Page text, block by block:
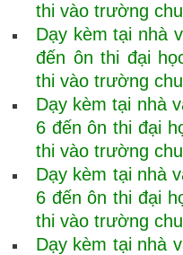
thi vào trường
Dạy kèm tại nhà
đến ôn thi đại
thi vào trường
Dạy kèm tại nhà
6 đến ôn thi đại
thi vào trường
Dạy kèm tại nhà
6 đến ôn thi đại
thi vào trường
Dạy kèm tại nhà